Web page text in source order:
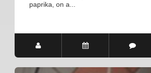
paprika, on a...